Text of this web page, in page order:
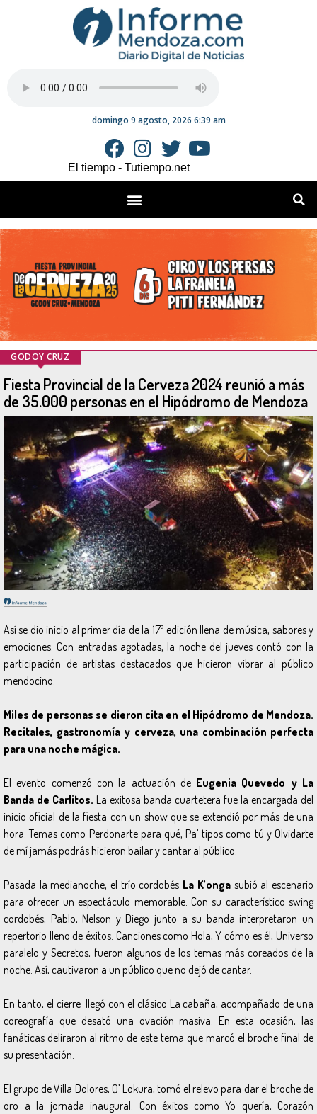
domingo 9 agosto, 2026 6:39 am
El tiempo - Tutiempo.net
GODOY CRUZ
Fiesta Provincial de la Cerveza 2024 reunió a más
de 35.000 personas en el Hipódromo de Mendoza
Así se dio inicio al primer día de la 17ª edición llena de música, sabores y
emociones. Con entradas agotadas, la noche del jueves contó con la
participación de artistas destacados que hicieron vibrar al público
mendocino.
Miles de personas se dieron cita en el Hipódromo de Mendoza.
Recitales, gastronomía y cerveza, una combinación perfecta
para una noche mágica.
El evento comenzó con la actuación de Eugenia Quevedo y La
Banda de Carlitos. La exitosa banda cuartetera fue la encargada del
inicio oficial de la fiesta con un show que se extendió por más de una
hora. Temas como Perdonarte para qué,Pa’ tipos como tú yOlvidarte
de mí jamás podráshicieron bailar y cantar al público.
Pasada la medianoche, el trío cordobés La K’ongasubió al escenario
para ofrecer un espectáculo memorable. Con su característico swing
cordobés, Pablo, Nelson y Diego junto a su banda interpretaron un
repertorio lleno de éxitos. Canciones como Hola, Y cómo es él, Universo
paralelo y Secretos, fueron algunos de los temas más coreados de la
noche. Así, cautivaron a un público que no dejó de cantar.
En tanto, el cierre llegó con el clásico La cabaña, acompañado de una
coreografía que desató una ovación masiva. En esta ocasión, las
fanáticas deliraron al ritmo de este tema que marcó el broche final de
su presentación.
El grupo de Villa Dolores, Q’ Lokura, tomó el relevo para dar el broche de
oro a la jornada inaugural. Con éxitos como Yo quería, Corazón